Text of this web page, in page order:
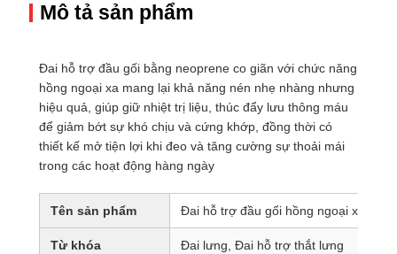
Mô tả sản phẩm
Đai hỗ trợ đầu gối bằng neoprene co giãn với chức năng
hồng ngoại xa mang lại khả năng nén nhẹ nhàng nhưng
hiệu quả, giúp giữ nhiệt trị liệu, thúc đẩy lưu thông máu
để giảm bớt sự khó chịu và cứng khớp, đồng thời có
thiết kế mở tiện lợi khi đeo và tăng cường sự thoải mái
trong các hoạt động hàng ngày
Tên sản phẩm Đai hỗ trợ đầu gối hồng ngoại xa
Từ khóa Đai lưng, Đai hỗ trợ thắt lưng